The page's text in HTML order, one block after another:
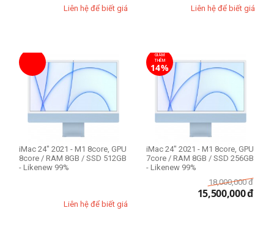
Liên hệ để biết giá Liên hệ để biết giá
iMac 24" 2021 - M1 8core, GPU
8core / RAM 8GB / SSD 512GB
- Likenew 99%
Liên hệ để biết giá
GIẢM
THÊM
14%
iMac 24" 2021 - M1 8core, GPU
7core / RAM 8GB / SSD 256GB
- Likenew 99%
18,000,000 đ
15,500,000đ